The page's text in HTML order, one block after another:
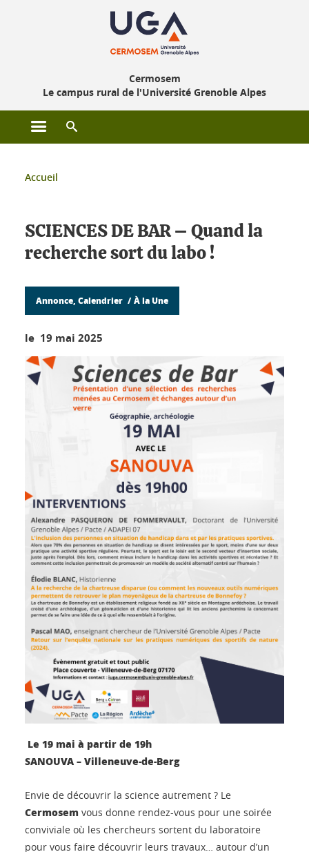
Cermosem
Le campus rural de l'Université Grenoble Alpes
Ouvrir le menu principal
Vous êtes ici :
Accueil
SCIENCES DE BAR – Quand la
recherche sort du labo !
Annonce, Calendrier À la Une
le 19 mai 2025
Le 19 mai à partir de 19h
SANOUVA – Villeneuve-de-Berg
Envie de découvrir la science autrement ? Le
Cermosem vous donne rendez-vous pour une soirée
conviviale où les chercheurs sortent du laboratoire
pour vous faire découvrir leurs travaux… autour d’un